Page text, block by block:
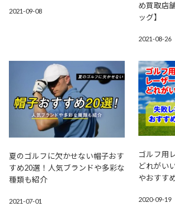
2021-09-08
め買取店
ッグ】
2021-08-26
夏のゴルフに欠かせない帽子おす
すめ20選！人気ブランドや多彩な
種類も紹介
2021-07-01
ゴルフ用
どれがい
やおすす
2020-09-19